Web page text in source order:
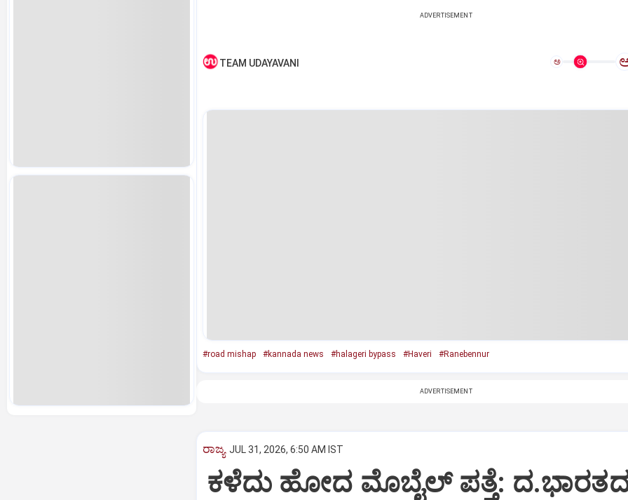
ADVERTISEMENT
TEAM UDAYAVANI ಅ
#road mishap #kannada news #halageri bypass #Haveri #Ranebennur
ADVERTISEMENT
ರಾಜ್ಯ JUL 31, 2026, 6:50 AM IST
ಕಳೆದು ಹೋದ ಮೊಬೈಲ್ ಪತ್ತೆ: